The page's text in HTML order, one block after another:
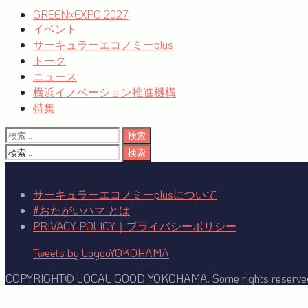
シ
ョ
ン
GREEN×EXPO 2027
イベント
サーキュラーエコノミーplus
トーク
ニュース
横浜イノベーション推進機構
特集
検
索:
検
サーキュラーエコノミーplusについて
#おたがいハマ とは
PRIVACY POLICY｜プライバシーポリシー
Tweets by LogooYOKOHAMA
COPYRIGHT© LOCAL GOOD YOKOHAMA. Some rights